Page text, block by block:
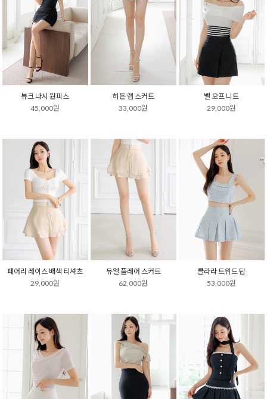
뷰크 나시 원피스
45,000원
히든 랩 스커트
33,000원
벨 오프 니트
29,000원
페어리 레이스 배색 티셔츠
29,000원
듀엘 플레어 스커트
62,000원
클라라 트위드 탑
53,000원